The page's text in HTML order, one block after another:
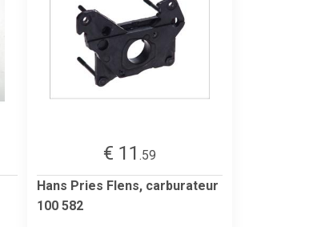
€ 11 .59
Hans Pries Flens, carburateur
100 582